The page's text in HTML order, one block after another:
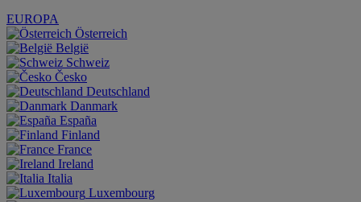
EUROPA
Österreich
België
Schweiz
Česko
Deutschland
Danmark
España
Finland
France
Ireland
Italia
Luxembourg